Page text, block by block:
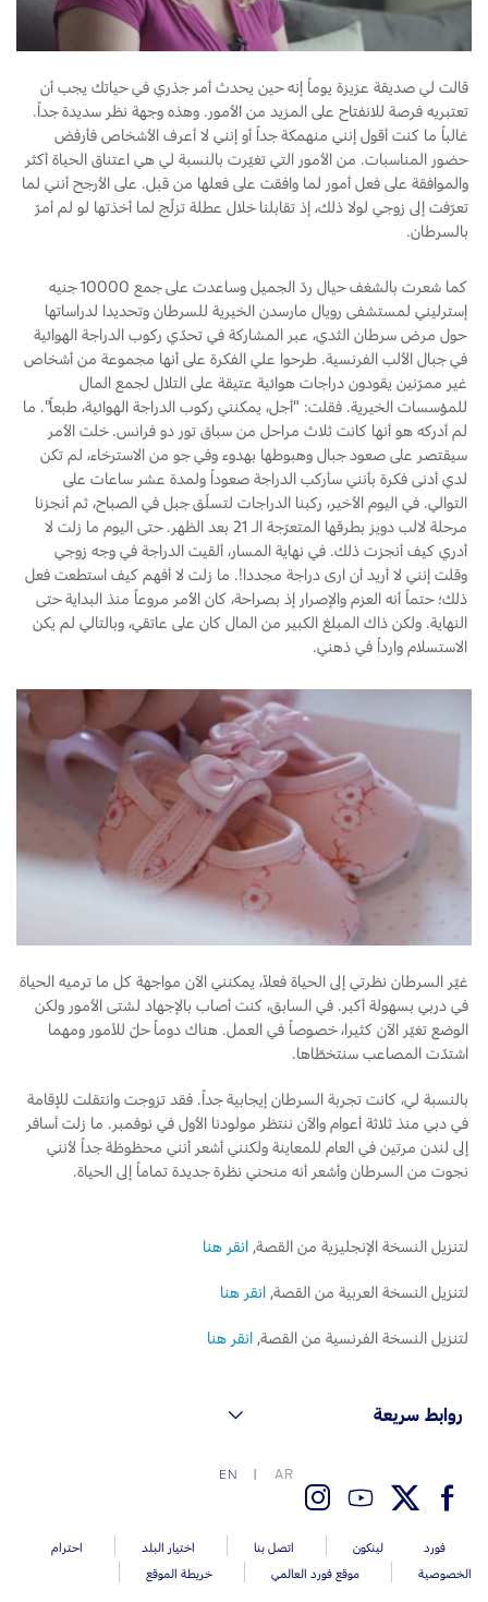
قالت لي صديقة عزيزة يوماً إنه حين يحدث أمر جذري في حياتك يجب أن
تعتبريه فرصة للانفتاح على المزيد من الأمور. وهذه وجهة نظر سديدة جداً.
غالباً ما كنت أقول إنني منهمكة جداً أو إنني لا أعرف الأشخاص فأرفض
حضور المناسبات. من الأمور التي تغيّرت بالنسبة لي هي اعتناق الحياة أكثر
والموافقة على فعل أمور لما وافقت على فعلها من قبل. على الأرجح أنني لما
تعرّفت إلى زوجي لولا ذلك، إذ تقابلنا خلال عطلة تزلّج لما أخذتها لو لم أمرّ
بالسرطان.
كما شعرت بالشغف حيال ردّ الجميل وساعدت على جمع 10000 جنيه
إسترليني لمستشفى رويال مارسدن الخيرية للسرطان وتحديدا لدراساتها
حول مرض سرطان الثدي، عبر المشاركة في تحدّي ركوب الدراجة الهوائية
في جبال الألب الفرنسية. طرحوا علي الفكرة على أنها مجموعة من أشخاص
غير ممرّنين يقودون دراجات هوائية عتيقة على التلال لجمع المال
للمؤسسات الخيرية. فقلت: "أجل، يمكنني ركوب الدراجة الهوائية، طبعاً". ما
لم أدركه هو أنها كانت ثلاث مراحل من سباق تور دو فرانس. خلت الأمر
سيقتصر على صعود جبال وهبوطها بهدوء وفي جو من الاسترخاء، لم تكن
لدي أدنى فكرة بأنني سأركب الدراجة صعوداً ولمدة عشر ساعات على
التوالي. في اليوم الأخير، ركبنا الدراجات لتسلّق جبل في الصباح، ثم أنجزنا
مرحلة لالب دويز بطرقها المتعرّجة الـ 21 بعد الظهر. حتى اليوم ما زلت لا
أدري كيف أنجزت ذلك. في نهاية المسار، ألقيت الدراجة في وجه زوجي
وقلت إنني لا أريد أن ارى دراجة مجددا!. ما زلت لا أفهم كيف استطعت فعل
ذلك؛ حتماً أنه العزم والإصرار إذ بصراحة، كان الأمر مروعاً منذ البداية حتى
النهاية. ولكن ذاك المبلغ الكبير من المال كان على عاتقي، وبالتالي لم يكن
الاستسلام وارداً في ذهني.
غيّر السرطان نظرتي إلى الحياة فعلاً، يمكنني الآن مواجهة كل ما ترميه الحياة
في دربي بسهولة أكبر. في السابق، كنت أصاب بالإجهاد لشتى الأمور ولكن
الوضع تغيّر الآن كثيرا، خصوصاً في العمل. هناك دوماً حلّ للأمور ومهما
اشتدّت المصاعب سنتخطّاها.
بالنسبة لي، كانت تجربة السرطان إيجابية جداً. فقد تزوجت وانتقلت للإقامة
في دبي منذ ثلاثة أعوام والآن ننتظر مولودنا الأول في نوفمبر. ما زلت أسافر
إلى لندن مرتين في العام للمعاينة ولكنني أشعر أنني محظوظة جداً لأنني
نجوت من السرطان وأشعر أنه منحني نظرة جديدة تماماً إلى الحياة.
لتنزيل النسخة الإنجليزية من القصة, انقر هنا
لتنزيل النسخة العربية من القصة, انقر هنا
لتنزيل النسخة الفرنسية من القصة, انقر هنا
AR
EN
فورد لينكون اتصل بنا اختيار البلد
احترام
الخصوصية
موقع فورد العالمي خريطة الموقع
روابط سريعة